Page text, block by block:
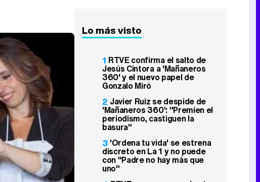
Lo más visto
1 RTVE confirma el salto de
Jesús Cintora a 'Mañaneros
360' y el nuevo papel de
Gonzalo Miró
2 Javier Ruiz se despide de
'Mañaneros 360': "Premien el
periodismo, castiguen la
basura"
3 'Ordena tu vida' se estrena
discreto en La 1 y no puede
con "Padre no hay más que
uno"